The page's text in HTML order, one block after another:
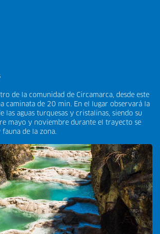
de la comunidad de Circamarca, desde este
caminata de 20 min. En el lugar observará la
las aguas turquesas y cristalinas, siendo su
mayo y noviembre durante el trayecto se
de la zona.